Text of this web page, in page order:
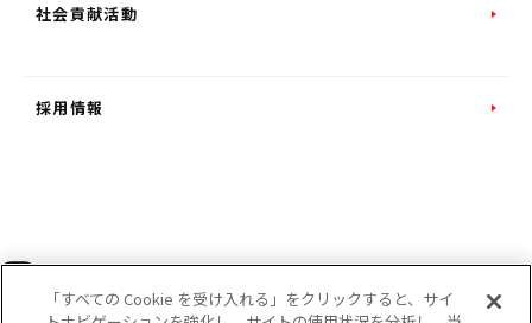
社会貢献活動
採用情報
「すべての Cookie を受け入れる」をクリックすると、サイ